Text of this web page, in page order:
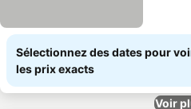
Sélectionnez des dates pour
les prix exacts
Voir